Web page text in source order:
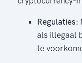
Regulaties:
als illegaal
te